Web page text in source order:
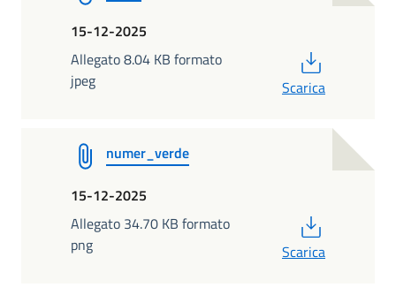
15-12-2025
Allegato 8.04 KB formato
jpeg
Scarica
numer_verde
15-12-2025
Allegato 34.70 KB formato
png
Scarica